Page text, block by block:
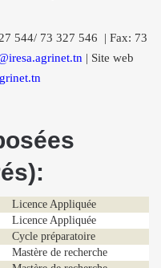
544/ 73 327 546 | Fax: 73
| Site web
Licence Appliquée
Licence Appliquée
Cycle préparatoire
Mastère de recherche